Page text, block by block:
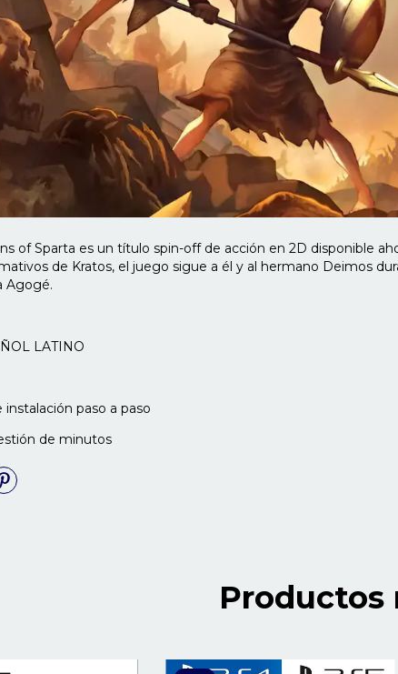
of Sparta es un título spin-off de acción en 2D disponible
de Kratos, el juego sigue a él y al hermano Deimos
Agogé.
LATINO
instalación paso a paso
de minutos
Productos